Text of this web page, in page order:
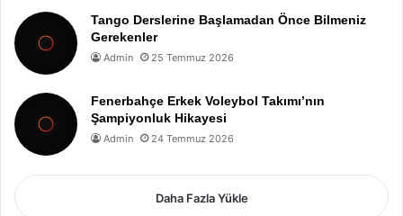
Tango Derslerine Başlamadan Önce Bilmeniz
Gerekenler
Admin 25 Temmuz 2026
Fenerbahçe Erkek Voleybol Takımı’nın
Şampiyonluk Hikayesi
Admin 24 Temmuz 2026
Daha Fazla Yükle